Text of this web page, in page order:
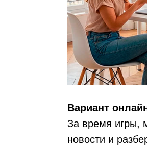
Вариант
За время игры,
новости и